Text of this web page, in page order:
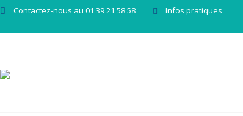
Infos pratiques
Contactez-nous au 01 39 21 58 58